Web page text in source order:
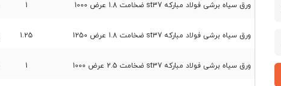
ورق سیاه برشی فولاد مبارکه st37 ضخامت 1.8 عرض 1000 1
ورق سیاه برشی فولاد مبارکه st37 ضخامت 1.8 عرض 1250 1.25
ورق سیاه برشی فولاد مبارکه st37 ضخامت 2.5 عرض 1000 1